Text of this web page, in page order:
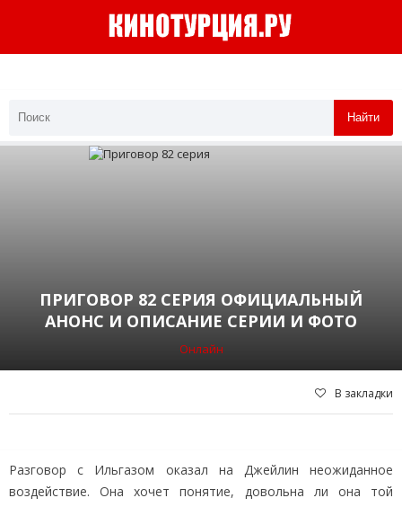
Найти
ПРИГОВОР 82 СЕРИЯ ОФИЦИАЛЬНЫЙ
АНОНС И ОПИСАНИЕ СЕРИИ И ФОТО
Онлайн
В закладки
Разговор с Ильгазом оказал на Джейлин неожиданное
воздействие. Она хочет понятие, довольна ли она той